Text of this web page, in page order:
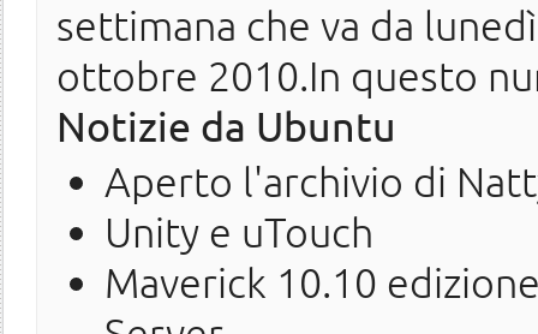
settimana che va da
ottobre 2010.In questo
Notizie da Ubuntu
Aperto l'archivio di
Unity e uTouch
Maverick 10.10